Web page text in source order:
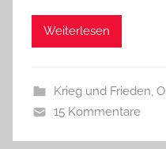
Weiterlesen
Krieg und Frieden,
15 Kommentare